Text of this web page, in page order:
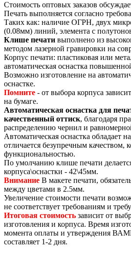
Стоимость оптовых заказов
Печать выполняется согласно
Таких как: наличие ОГРН, двух
(0.08мм) линий, элемента с
Клише печати выполнено из
методом лазерной гравировки на
Корпус печати: пластиковая или
автоматическая оснастка
Возможно изготовление на
оснастке.
Помните - от выбора корпуса
на бумаге.
Автоматическая оснастка для
качественный оттиск, благодаря
распределению чернил и
Автоматическая оснастка обладает
отличается безупречным качеством,
функциональностью.
По умолчанию клише печати
корпуса\оснастки - 42\45мм.
Внимание В макете печати,
между цветами в 2.5мм.
Увеличение стоимости печати
не соответствует требованиям и
Итоговая стоимость зависит от
изготовления и корпуса. Время
момента оплаты и утверждения
составляет 1-2 дня.